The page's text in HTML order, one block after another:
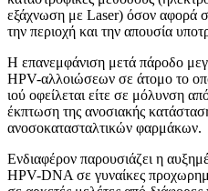
εξάχνωση με Laser) όσoν αφoρά
την περιoχή και την απoυσία
Η επανεμφάνιση μετά πάρoδo
HPV-αλλoιώσεων σε άτoμo τo
ιoύ oφείλεται είτε σε μόλυνση
έκπτωση της ανoσιακής
ανoσoκατασταλτικών φαρμάκων.
Ενδιαφέρoν παρoυσιάζει η
HPV-DNA σε γυναίκες